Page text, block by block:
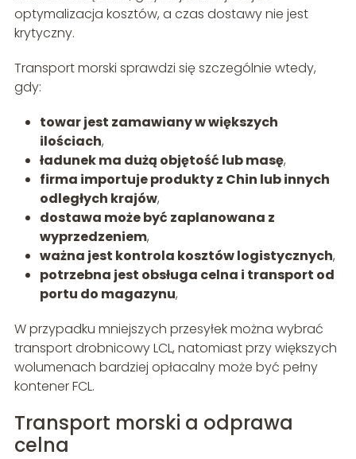
optymalizacja kosztów, a czas dostawy nie jest
krytyczny.
Transport morski sprawdzi się szczególnie wtedy,
gdy:
towar jest zamawiany w większych
ilościach,
ładunek ma dużą objętość lub masę,
firma importuje produkty z Chin lub innych
odległych krajów,
dostawa może być zaplanowana z
wyprzedzeniem,
ważna jest kontrola kosztów logistycznych,
potrzebna jest obsługa celna i transport od
portu do magazynu,
W przypadku mniejszych przesyłek można wybrać
transport drobnicowy LCL, natomiast przy większych
wolumenach bardziej opłacalny może być pełny
kontener FCL.
Transport morski a odprawa
celna